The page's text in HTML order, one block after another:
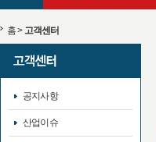
홈> 고객센터
공지사항
산업이슈